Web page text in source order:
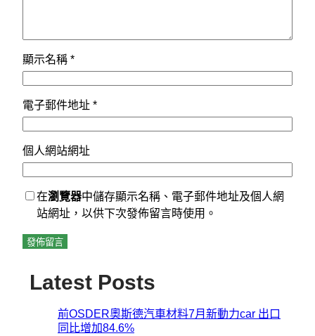
顯示名稱 *
電子郵件地址 *
個人網站網址
在瀏覽器中儲存顯示名稱、電子郵件地址及個人網
站網址，以供下次發佈留言時使用。
Latest Posts
前OSDER奧斯德汽車材料7月新動力car 出口
同比增加84.6%